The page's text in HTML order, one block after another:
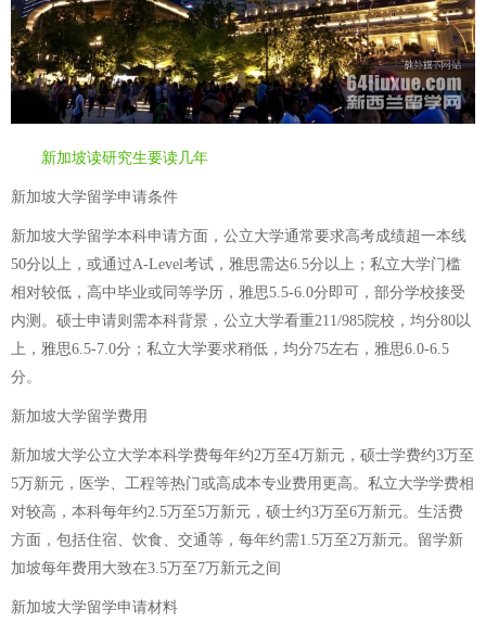
新加坡读研究生要读几年
新加坡大学留学申请条件
新加坡大学留学本科申请方面，公立大学通常要求高考成绩超一本线
50分以上，或通过A-Level考试，雅思需达6.5分以上；私立大学门槛
相对较低，高中毕业或同等学历，雅思5.5-6.0分即可，部分学校接受
内测。硕士申请则需本科背景，公立大学看重211/985院校，均分80以
上，雅思6.5-7.0分；私立大学要求稍低，均分75左右，雅思6.0-6.5
分。
新加坡大学留学费用
新加坡大学公立大学本科学费每年约2万至4万新元，硕士学费约3万至
5万新元，医学、工程等热门或高成本专业费用更高。私立大学学费相
对较高，本科每年约2.5万至5万新元，硕士约3万至6万新元。生活费
方面，包括住宿、饮食、交通等，每年约需1.5万至2万新元。留学新
加坡每年费用大致在3.5万至7万新元之间
新加坡大学留学申请材料